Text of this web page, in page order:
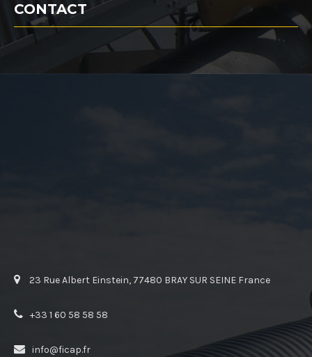
CONTACT
23 Rue Albert Einstein, 77480 BRAY SUR SEINE France
+33 1 60 58 58 58
info@ficap.fr